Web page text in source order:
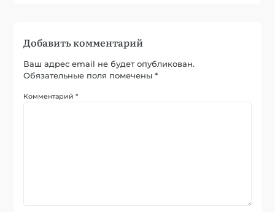
Добавить комментарий
Ваш адрес email не будет опубликован.
Обязательные поля помечены*
Комментарий*